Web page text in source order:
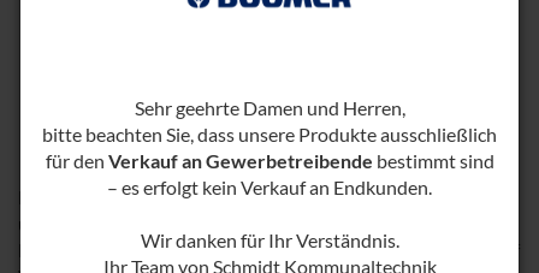
Sehr geehrte Damen und Herren,
bitte beachten Sie, dass unsere Produkte ausschließlich
für den Verkauf an Gewerbetreibende bestimmt sind
– es erfolgt kein Verkauf an Endkunden.
Wir danken für Ihr Verständnis.
Ihr Team von Schmidt Kommunaltechnik
V
Der BOOMER 55 ist ein robuster Allradtraktor mit 57 PS
und vier Ausstattungsvarianten. Er vereint kraftvolle
Leistung mit exakter Steuerung und hohem Fahrkomfort. Auf